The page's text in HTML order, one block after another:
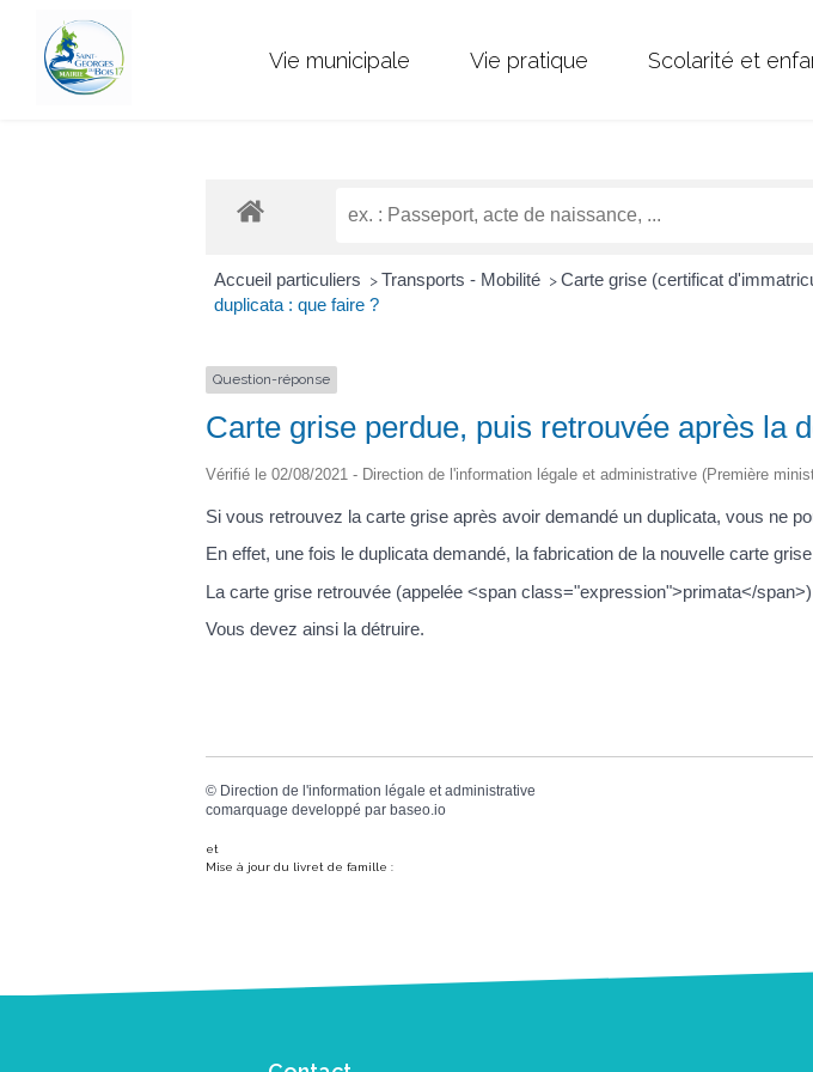
Vie municipale Vie pratique Scolarité et
Accueil particuliers > Transports - Mobilité > Carte grise (certificat
duplicata : que faire ?
Question-réponse
Carte grise perdue, puis retrouvée après la
Vérifié le 02/08/2021 - Direction de l'information légale et administrative (Première
Si vous retrouvez la carte grise après avoir demandé un duplicata, vous ne
En effet, une fois le duplicata demandé, la fabrication de la nouvelle carte
La carte grise retrouvée (appelée <span class="expression">primata</
Vous devez ainsi la détruire.
© Direction de l'information légale et administrative
comarquage developpé par baseo.io
et
Mise à jour du livret de famille :